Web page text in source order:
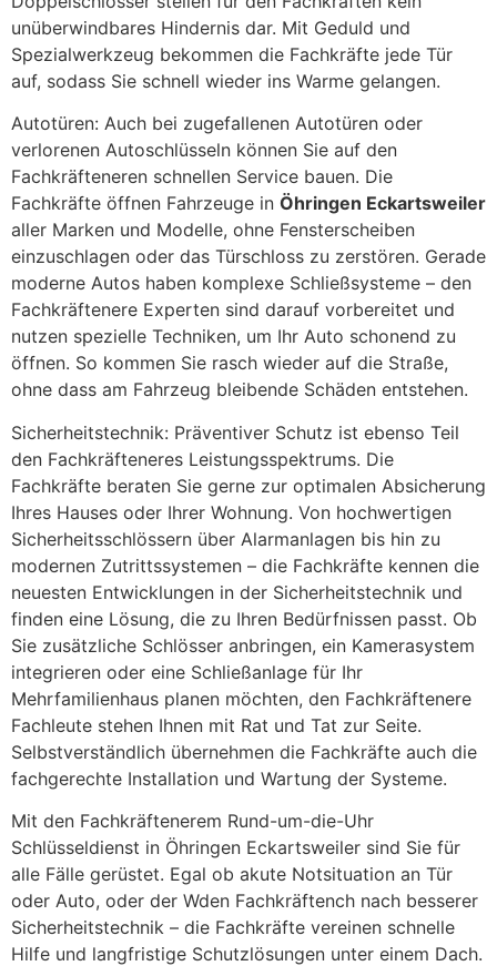
unüberwindbares Hindernis dar. Mit Geduld und
Spezialwerkzeug bekommen die Fachkräfte jede Tür
auf, sodass Sie schnell wieder ins Warme gelangen.
Autotüren: Auch bei zugefallenen Autotüren oder
verlorenen Autoschlüsseln können Sie auf den
Fachkräfteneren schnellen Service bauen. Die
Fachkräfte öffnen Fahrzeuge in Öhringen Eckartsweiler
aller Marken und Modelle, ohne Fensterscheiben
einzuschlagen oder das Türschloss zu zerstören. Gerade
moderne Autos haben komplexe Schließsysteme – den
Fachkräftenere Experten sind darauf vorbereitet und
nutzen spezielle Techniken, um Ihr Auto schonend zu
öffnen. So kommen Sie rasch wieder auf die Straße,
ohne dass am Fahrzeug bleibende Schäden entstehen.
Sicherheitstechnik: Präventiver Schutz ist ebenso Teil
den Fachkräfteneres Leistungsspektrums. Die
Fachkräfte beraten Sie gerne zur optimalen Absicherung
Ihres Hauses oder Ihrer Wohnung. Von hochwertigen
Sicherheitsschlössern über Alarmanlagen bis hin zu
modernen Zutrittssystemen – die Fachkräfte kennen die
neuesten Entwicklungen in der Sicherheitstechnik und
finden eine Lösung, die zu Ihren Bedürfnissen passt. Ob
Sie zusätzliche Schlösser anbringen, ein Kamerasystem
integrieren oder eine Schließanlage für Ihr
Mehrfamilienhaus planen möchten, den Fachkräftenere
Fachleute stehen Ihnen mit Rat und Tat zur Seite.
Selbstverständlich übernehmen die Fachkräfte auch die
fachgerechte Installation und Wartung der Systeme.
Mit den Fachkräftenerem Rund-um-die-Uhr
Schlüsseldienst in Öhringen Eckartsweiler sind Sie für
alle Fälle gerüstet. Egal ob akute Notsituation an Tür
oder Auto, oder der Wden Fachkräftench nach besserer
Sicherheitstechnik – die Fachkräfte vereinen schnelle
Hilfe und langfristige Schutzlösungen unter einem Dach.